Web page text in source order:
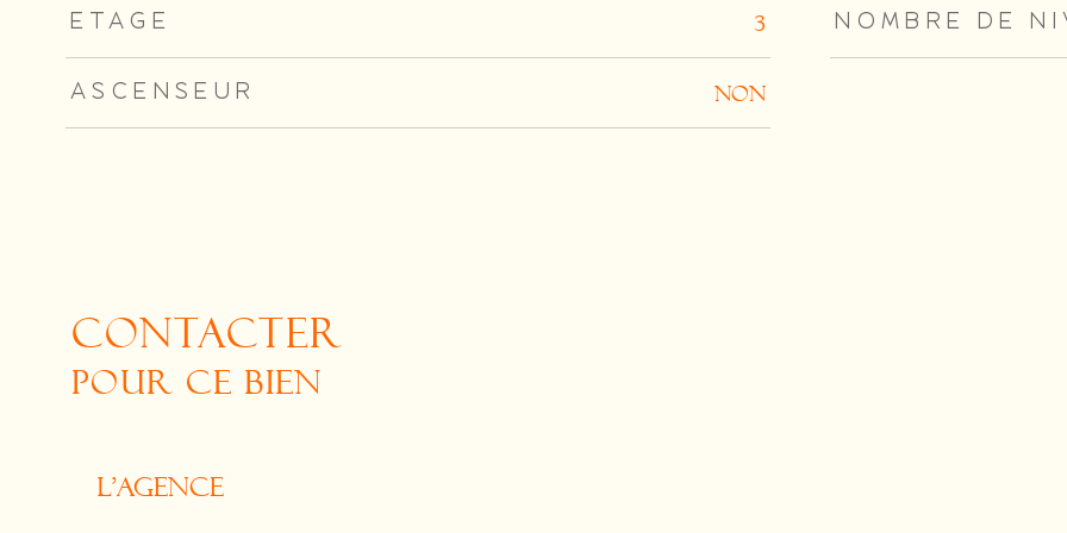
ETAGE 3 NOMBRE DE
ASCENSEUR NON
CONTACTER
POUR CE BIEN
L'agence